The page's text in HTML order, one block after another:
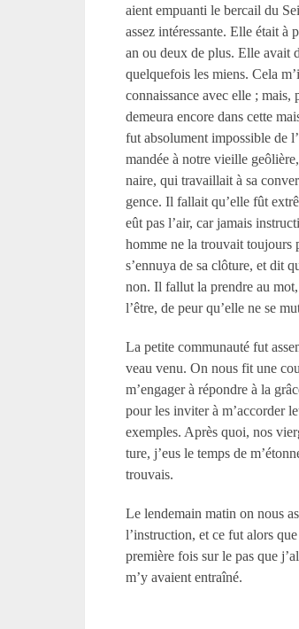
aient empuanti le bercail du
assez intéressante. Elle était à
an ou deux de plus. Elle avait
quelquefois les miens. Cela
connaissance avec elle ; mais,
demeura encore dans cette
fut absolument impossible de
mandée à notre vieille
naire, qui travaillait à sa
gence. Il fallait qu’elle fût
eût pas l’air, car jamais
homme ne la trouvait toujours
s’ennuya de sa clôture, et dit
non. Il fallut la prendre au
l’être, de peur qu’elle ne se
La petite communauté fut
veau venu. On nous fit une
m’engager à répondre à la
pour les inviter à m’accorder
exemples. Après quoi, nos
ture, j’eus le temps de
trouvais.
Le lendemain matin on nous
l’instruction, et ce fut alors
première fois sur le pas que
m’y avaient entraîné.